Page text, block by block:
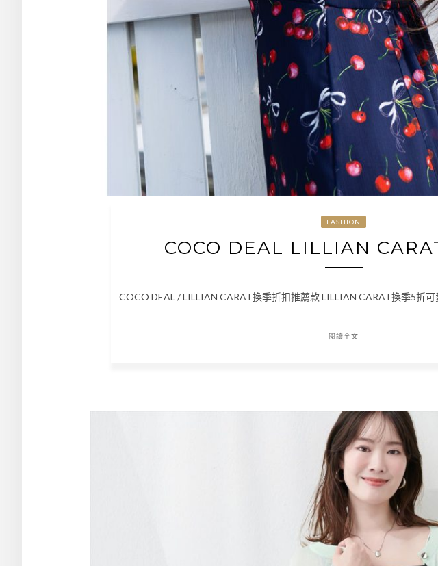
FASHION
COCO DEAL LILLIAN
COCO DEAL / LILLIAN CARAT換季折扣推薦款 LILLIAN CARAT換季5折
閱讀全文